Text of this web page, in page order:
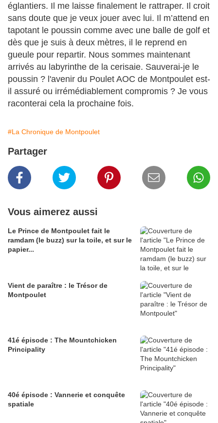
églantiers. Il me laisse finalement le rattraper. Il croit
sans doute que je veux jouer avec lui. Il m’attend en
tapotant le poussin comme avec une balle de golf et
dès que je suis à deux mètres, il le reprend en
gueule pour repartir. Nous sommes maintenant
arrivés au labyrinthe de la cerisaie. Sauverai-je le
poussin ? l'avenir du Poulet AOC de Montpoulet est-
il assuré ou irrémédiablement compromis ? Je vous
raconterai cela la prochaine fois.
#La Chronique de Montpoulet
Partager
Vous aimerez aussi
Le Prince de Montpoulet fait le
ramdam (le buzz) sur la toile, et sur le
papier...
Vient de paraître : le Trésor de
Montpoulet
41é épisode : The Mountchicken
Principality
40é épisode : Vannerie et conquête
spatiale